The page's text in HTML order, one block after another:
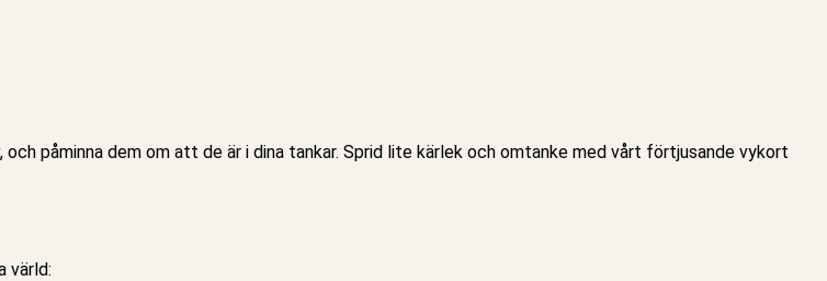
påminna dem om att de är i dina tankar. Sprid lite kärlek och omtanke med vårt förtjusande vykort
värld: